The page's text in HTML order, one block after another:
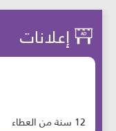
إعلانات
12 سنة من العطاء